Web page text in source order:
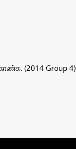
காண்க. (2014 Group 4)